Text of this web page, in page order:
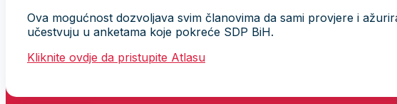
Ova mogućnost dozvoljava svim članovima da sami provjere i
učestvuju u anketama koje pokreće SDP BiH.
Kliknite ovdje da pristupite Atlasu